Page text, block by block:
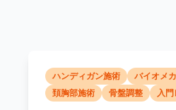
ハンディガン施術 バイオメ
頚胸部施術
骨盤調整 入